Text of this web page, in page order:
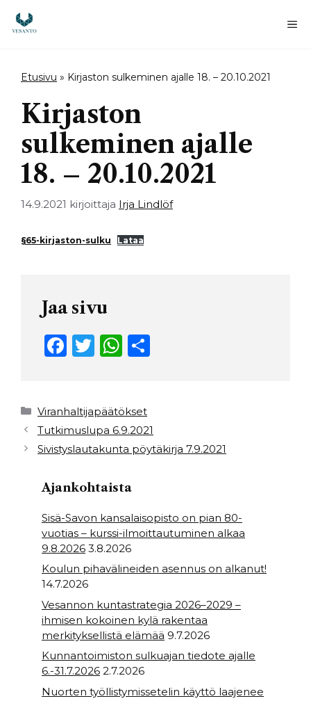
sisältöön
Etusivu » Kirjaston sulkeminen ajalle 18. – 20.10.2021
Kirjaston
sulkeminen ajalle
18. – 20.10.2021
14.9.2021 kirjoittaja Irja Lindlöf
§65-kirjaston-sulku Lataa
Jaa sivu
F
e
b
o
o
k
T
t
e
r
W
ts
A
p
p
Kategoriat
Viranhaltijapäätökset
Tutkimuslupa 6.9.2021
Sivistyslautakunta pöytäkirja 7.9.2021
Ajankohtaista
Sisä-Savon kansalaisopisto on pian 80-
vuotias – kurssi-ilmoittautuminen alkaa
9.8.2026 3.8.2026
Koulun pihavälineiden asennus on alkanut!
14.7.2026
Vesannon kuntastrategia 2026–2029 –
ihmisen kokoinen kylä rakentaa
merkityksellistä elämää 9.7.2026
Kunnantoimiston sulkuajan tiedote ajalle
6.-31.7.2026 2.7.2026
Nuorten työllistymissetelin käyttö laajenee